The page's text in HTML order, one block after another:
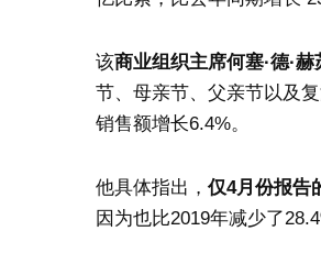
该商业组织主席何塞·德·
节、母亲节、父亲节以及
销售额增长6.4%。
他具体指出， 仅4月份报告
因为也比2019年减少了